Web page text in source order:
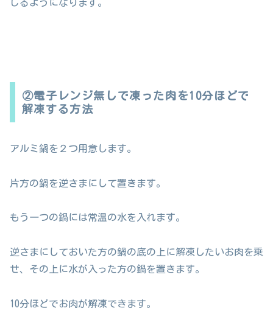
じるようになります。
②電子レンジ無しで凍った肉を10分ほどで
解凍する方法
アルミ鍋を２つ用意します。
片方の鍋を逆さまにして置きます。
もう一つの鍋には常温の水を入れます。
逆さまにしておいた方の鍋の底の上に解凍したいお肉を乗
せ、その上に水が入った方の鍋を置きます。
10分ほどでお肉が解凍できます。